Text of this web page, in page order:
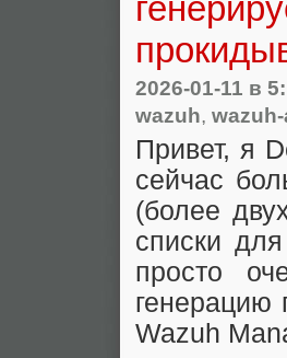
2026-01-11 в
wazuh,
Привет, я
сейчас
(более
списки
просто
генерацию
Wazuh